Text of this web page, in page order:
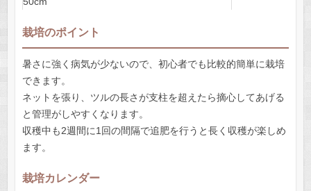
栽培のポイント
暑さに強く病気が少ないので、初心者でも比較的簡単に栽培
できます。
ネットを張り、ツルの長さが支柱を超えたら摘心してあげる
と管理がしやすくなります。
収穫中も2週間に1回の間隔で追肥を行うと長く収穫が楽しめ
ます。
栽培カレンダー